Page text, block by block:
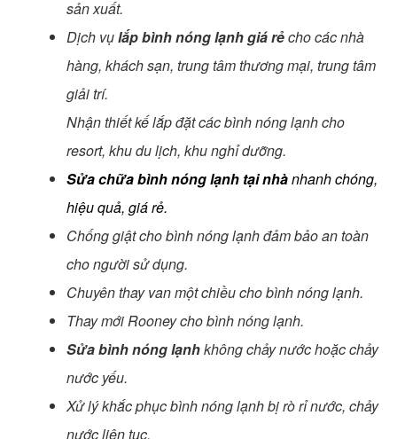
sản xuất.
Dịch vụlắp bình nóng lạnh giá rẻcho các nhà
hàng, khách sạn, trung tâm thương mại, trung tâm
giải trí.
Nhận thiết kế lắp đặt các bình nóng lạnh cho
resort, khu du lịch, khu nghỉ dưỡng.
Sửa chữa bình nóng lạnh tại nhànhanh chóng,
hiệu quả, giá rẻ.
Chống giật cho bình nóng lạnh đảm bảo an toàn
cho người sử dụng.
Chuyên thay van một chiều cho bình nóng lạnh.
Thay mới Rooney cho bình nóng lạnh.
Sửa bình nóng lạnhkhông chảy nước hoặc chảy
nước yếu.
Xử lý khắc phục bình nóng lạnh bị rò rỉ nước, chảy
nước liên tục.